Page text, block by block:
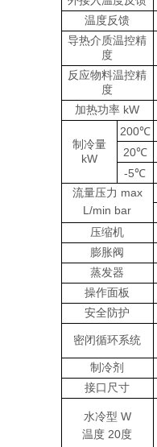
温度反馈
导热介质温控精
度
反应物料温控精
度
加热功率 kW
制冷量
kW
200℃
20℃
-5℃
流量压力 max
L/min bar
压缩机
膨胀阀
蒸发器
操作面板
安全防护
密闭循环系统
制冷剂
接口尺寸
水冷型 W
温度 20度